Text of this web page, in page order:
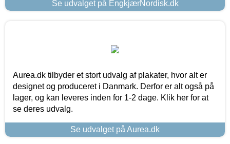
Se udvalget på EngkjærNordisk.dk
Aurea.dk tilbyder et stort udvalg af plakater, hvor alt er
designet og produceret i Danmark. Derfor er alt også på
lager, og kan leveres inden for 1-2 dage. Klik her for at
se deres udvalg.
Se udvalget på Aurea.dk